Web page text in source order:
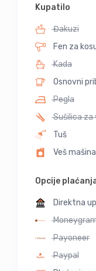
Kupatilo
Đakuzi
Fen za
Kada
Osnovni
Pegla
Sušilica za
Tuš
Veš mašina
Opcije
Direktna
Payoneer
Paypal